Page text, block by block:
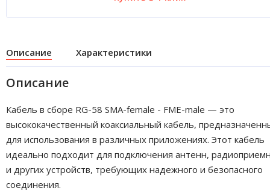
Описание Характеристики
Описание
Кабель в сборе RG-58 SMA-female - FME-male — это
высококачественный коаксиальный кабель,
для использования в различных приложениях. Этот кабель
идеально подходит для подключения антенн,
и других устройств, требующих надежного и безопасного
соединения.